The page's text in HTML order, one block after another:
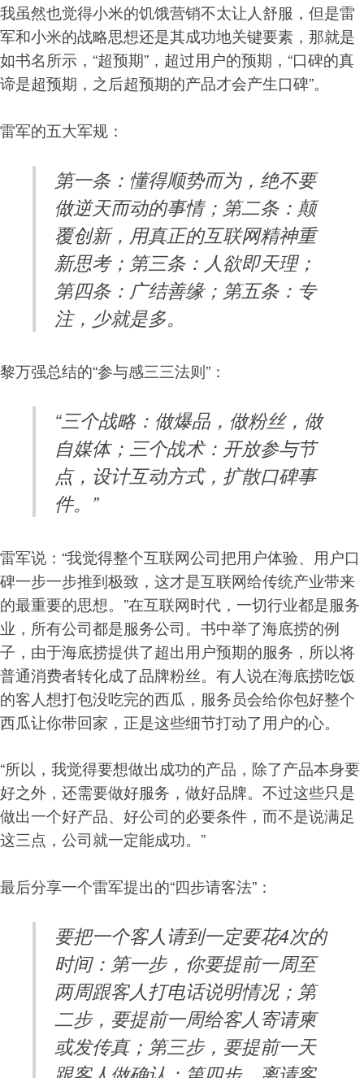
我虽然也觉得小米的饥饿营销不太让人舒服，但是雷
军和小米的战略思想还是其成功地关键要素，那就是
如书名所示，“超预期”，超过用户的预期，“口碑的真
谛是超预期，之后超预期的产品才会产生口碑”。
雷军的五大军规：
第一条：懂得顺势而为，绝不要
做逆天而动的事情；第二条：颠
覆创新，用真正的互联网精神重
新思考；第三条：人欲即天理；
第四条：广结善缘；第五条：专
注，少就是多。
黎万强总结的“参与感三三法则”：
“三个战略：做爆品，做粉丝，做
自媒体；三个战术：开放参与节
点，设计互动方式，扩散口碑事
件。”
雷军说：“我觉得整个互联网公司把用户体验、用户口
碑一步一步推到极致，这才是互联网给传统产业带来
的最重要的思想。”在互联网时代，一切行业都是服务
业，所有公司都是服务公司。书中举了海底捞的例
子，由于海底捞提供了超出用户预期的服务，所以将
普通消费者转化成了品牌粉丝。有人说在海底捞吃饭
的客人想打包没吃完的西瓜，服务员会给你包好整个
西瓜让你带回家，正是这些细节打动了用户的心。
“所以，我觉得要想做出成功的产品，除了产品本身要
好之外，还需要做好服务，做好品牌。不过这些只是
做出一个好产品、好公司的必要条件，而不是说满足
这三点，公司就一定能成功。”
最后分享一个雷军提出的“四步请客法”：
要把一个客人请到一定要花4次的
时间：第一步，你要提前一周至
两周跟客人打电话说明情况；第
二步，要提前一周给客人寄请柬
或发传真；第三步，要提前一天